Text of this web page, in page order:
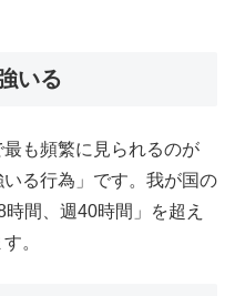
いる
も頻繁に見られるのが
いる行為」です。我が国の
間、週40時間」を超え
。